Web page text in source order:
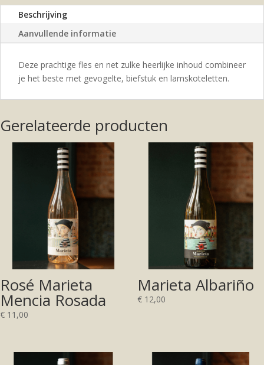
Beschrijving
Aanvullende informatie
Deze prachtige fles en net zulke heerlijke inhoud combineer
je het beste met gevogelte, biefstuk en lamskoteletten.
Gerelateerde producten
Rosé Marieta
Mencia Rosada
€ 11,00
Marieta Albariño
€12,00